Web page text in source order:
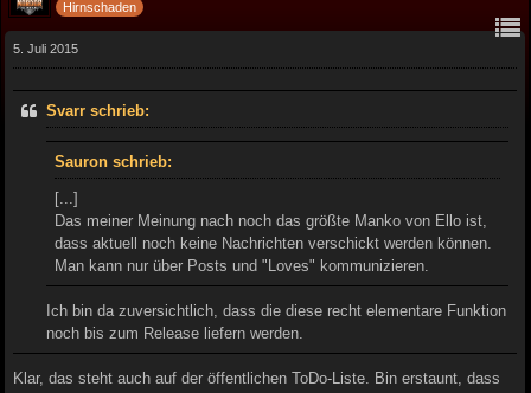
Hirnschaden
5. Juli 2015
Svarr schrieb:
Sauron schrieb:
[...]
Das meiner Meinung nach noch das größte Manko von Ello ist,
dass aktuell noch keine Nachrichten verschickt werden können.
Man kann nur über Posts und "Loves" kommunizieren.
Ich bin da zuversichtlich, dass die diese recht elementare Funktion
noch bis zum Release liefern werden.
Klar, das steht auch auf der öffentlichen ToDo-Liste. Bin erstaunt, dass